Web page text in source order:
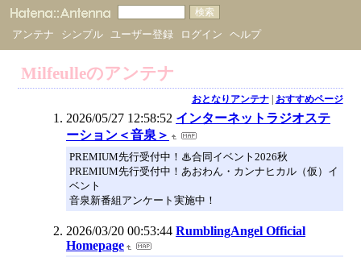
アンテナ シンプル ユーザー登録 ログイン ヘルプ
Milfeulleのアンテナ
おとなりアンテナ| おすすめページ
2026/05/27 12:58:52 インターネットラジオステ
ーション＜音泉＞
PREMIUM先行受付中！♨合同イベント2026秋
PREMIUM先行受付中！あおわん・カンナヒカル（仮）イ
ベント
音泉新番組アンケート実施中！
2026/03/20 00:53:44 RumblingAngel Official
Homepage